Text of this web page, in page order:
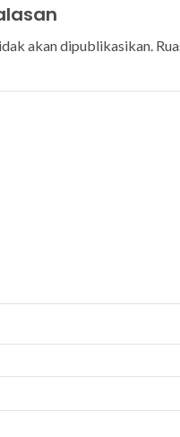
akan dipublikasikan.